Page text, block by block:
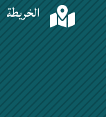
 الخريطة